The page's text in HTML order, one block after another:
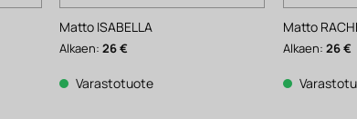
Matto ISABELLA
Alkaen:26€
Varastotuote
Matto
Alkaen: 26€